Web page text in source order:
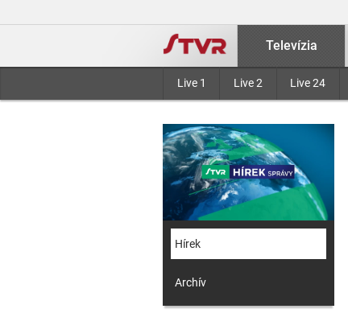
Televízia
Live 1 Live 2 Live 24
Hírek
Archív